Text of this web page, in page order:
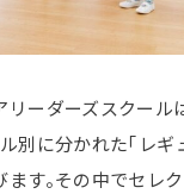
リーダーズスクール
別に分かれた「レギ
す。その中でセレ